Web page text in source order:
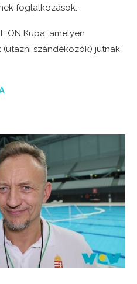
foglalkozások.
Kupa, amelyen
szándékozók) jutnak